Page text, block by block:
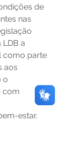
de
nas
a
como parte
aos
o
com
estar.